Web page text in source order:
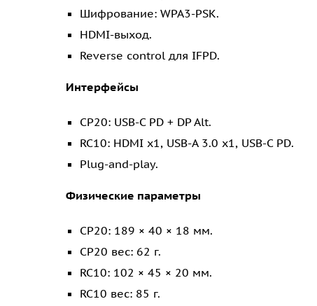
Шифрование: WPA3-PSK.
HDMI-выход.
Reverse control для IFPD.
Интерфейсы
CP20: USB-C PD + DP Alt.
RC10: HDMI x1, USB-A 3.0 x1, USB-C PD.
Plug-and-play.
Физические параметры
CP20: 189 × 40 × 18 мм.
CP20 вес: 62 г.
RC10: 102 × 45 × 20 мм.
RC10 вес: 85 г.